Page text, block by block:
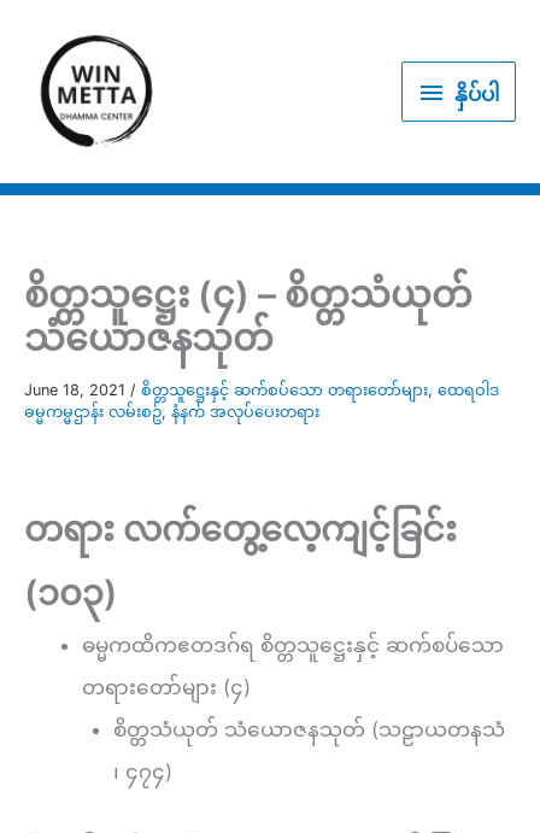
content
နှိပ် နှိပ်ပါ
စိတ္တသူဋ္ဌေး (၄) – စိတ္တသံယုတ်
သံယောဇနသုတ်
June 18, 2021 / စိတ္တသူဋ္ဌေးနှင့် ဆက်စပ်သော တရားတော်များ, ထေရဝါဒ
ဓမ္မကမ္မဌာန်း လမ်းစဥ်, နံနက် အလုပ်ပေးတရား
တရား လက်တွေ့လေ့ကျင့်ခြင်း
(၁၀၃)
ဓမ္မကထိကဧတဒဂ်ရ စိတ္တသူဋ္ဌေးနှင့် ဆက်စပ်သော
တရားတော်များ (၄)
စိတ္တသံယုတ် သံယောဇနသုတ် (သဠာယတနသံ
၊ ၄၇၄)